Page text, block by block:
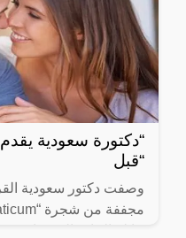
“دكتورة سعودية
“قبل
وصفت دكتور سعودية